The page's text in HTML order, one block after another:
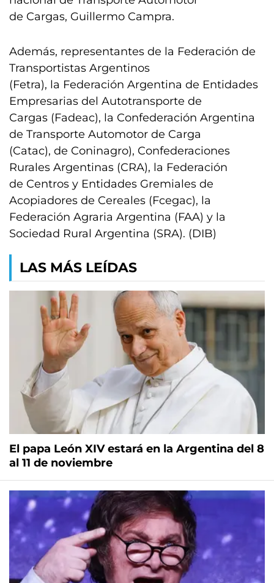
de Cargas, Guillermo Campra.
Además, representantes de la Federación de
Transportistas Argentinos
(Fetra), la Federación Argentina de Entidades
Empresarias del Autotransporte de
Cargas (Fadeac), la Confederación Argentina
de Transporte Automotor de Carga
(Catac), de Coninagro), Confederaciones
Rurales Argentinas (CRA), la Federación
de Centros y Entidades Gremiales de
Acopiadores de Cereales (Fcegac), la
Federación Agraria Argentina (FAA) y la
Sociedad Rural Argentina (SRA). (DIB)
LAS MÁS LEÍDAS
El papa León XIV estará en la Argentina del 8
al 11 de noviembre